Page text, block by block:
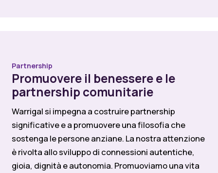
Partnership
Promuovere il benessere e le
partnership comunitarie
Warrigal si impegna a costruire partnership
significative e a promuovere una filosofia che
sostenga le persone anziane. La nostra attenzione
è rivolta allo sviluppo di connessioni autentiche,
gioia, dignità e autonomia. Promuoviamo una vita